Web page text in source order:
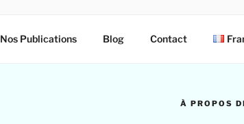
Nos Publications Blog Contact
À PROPOS